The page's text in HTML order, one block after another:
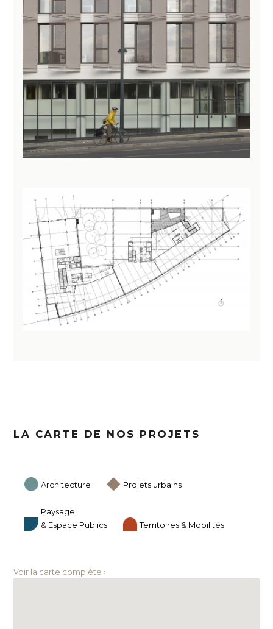
LA CARTE DE NOS PROJETS
Architecture Projets urbains
Paysage
& Espace Publics
Territoires & Mobilités
Voir la carte complète ›